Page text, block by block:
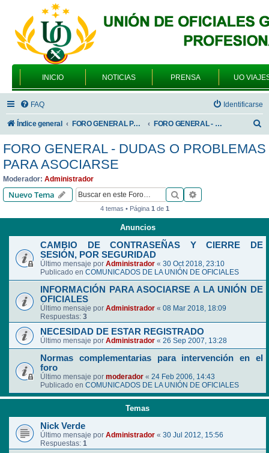
INICIO NOTICIAS PRENSA UO
FAQ Identificarse
Índice general FORO GENERAL PARA TODOS LOS USUARIOS FORO GENERAL - DUDAS O PROBLEMAS PARA ASOCIARSE
s
FORO GENERAL - DUDAS O PROBLEMAS
PARA ASOCIARSE
Moderador: Administrador
Nuevo Tema Buscar
4 temas • Página 1de 1
Anuncios
CAMBIO DE CONTRASEÑAS Y CIERRE DE
SESIÓN, POR SEGURIDAD
Último mensaje por Administrador « 30 Oct 2018, 23:10
Publicado en COMUNICADOS DE LA UNIÓN DE OFICIALES
INFORMACIÓN PARA ASOCIARSE A LA UNIÓN DE
OFICIALES
Último mensaje por Administrador « 08 Mar 2018, 18:09
Respuestas: 3
NECESIDAD DE ESTAR REGISTRADO
Último mensaje por Administrador « 26 Sep 2007, 13:28
Normas complementarias para intervención en el
foro
Último mensaje por moderador « 24 Feb 2006, 14:43
Publicado en COMUNICADOS DE LA UNIÓN DE OFICIALES
Temas
Nick Verde
Último mensaje por Administrador « 30 Jul 2012, 15:56
Respuestas: 1